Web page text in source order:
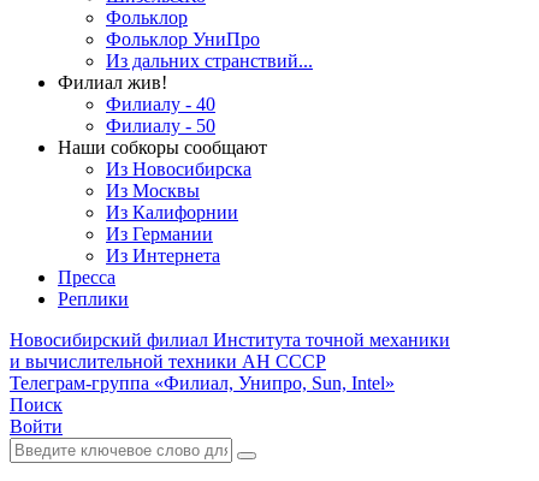
Фольклор
Фольклор УниПро
Из дальних странствий...
Филиал жив!
Филиалу - 40
Филиалу - 50
Наши собкоры сообщают
Из Новосибирска
Из Москвы
Из Калифорнии
Из Германии
Из Интернета
Пресса
Реплики
Новосибирский филиал Института точной механики
и вычислительной техники АН СССР
Телеграм-группа «Филиал, Унипро, Sun, Intel»
Поиск
Войти